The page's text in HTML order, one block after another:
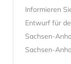
Informieren
Entwurf für
Sachsen-
Sachsen-